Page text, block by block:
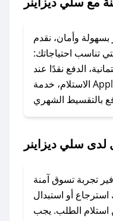
دعم صحصح عبر
البريد الإلكتروني،
أسرع وقت ممكن.
### ماذا أفعل إذا لم أجد كود خصم لمتجري
المفضل؟
الكوبونات في
### كيف تحصل على كوبونات خصم حصرية من
سلي ديزاينر؟
بسهولة وأمان، نقدم
تناسب احتياجاتك:
الدفع نقدًا عند
الاستلام، خدمة Apple Pay، بالإضافة إلى إمكانية
لدى سلي ديزاينر
تجربة تسوق آمنة
أو استبدال
خلال 7 أيام من استلام الطلب. يجب